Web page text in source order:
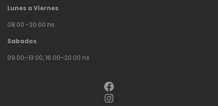
Lunes a Viernes
08.00 -20.00 hs
Sabados
09:00–13:00, 16:00–20:00 hs
Facebook
Instagram